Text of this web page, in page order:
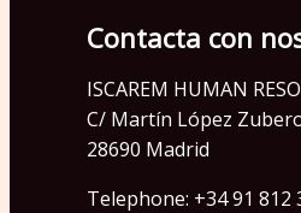
Contacta con
ISCAREM HUMAN
C/ Martín López
28690 Madrid
Telephone: +34 91 812